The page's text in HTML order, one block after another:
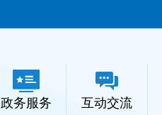
政务服务 互动交流